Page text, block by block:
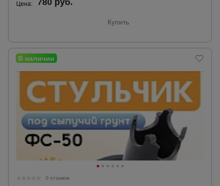
Цена: 780 руб.
Купить
0 отзывов